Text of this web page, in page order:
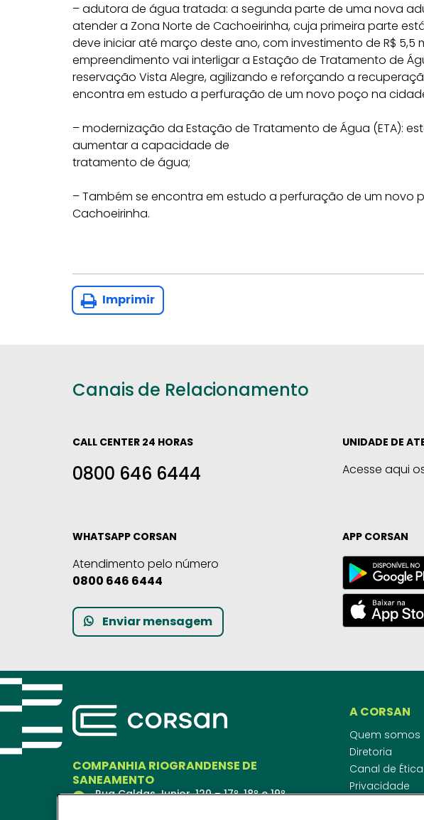
– adutora de água tratada: a segunda parte de uma nova
atender a Zona Norte de Cachoeirinha, cuja primeira parte
deve iniciar até março deste ano, com investimento de R$ 5,5
empreendimento vai interligar a Estação de Tratamento de
reservação Vista Alegre, agilizando e reforçando a
encontra em estudo a perfuração de um novo poço na
– modernização da Estação de Tratamento de Água (ETA):
aumentar a capacidade de
tratamento de água;
– Também se encontra em estudo a perfuração de um novo
Cachoeirinha.
Imprimir
Canais de Relacionamento
CALL CENTER 24 HORAS
0800 646 6444
UNIDADE DE
Acesse aqui
WHATSAPP CORSAN
Atendimento pelo número
0800 646 6444
Enviar mensagem
APP CORSAN
COMPANHIA RIOGRANDENSE DE
SANEAMENTO
Rua Caldas Junior, 120 – 17º, 18º e 19º
A CORSAN
Quem somos
Diretoria
Canal de Ética
Privacidade